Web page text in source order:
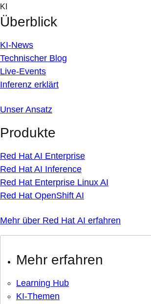
Skip
to
content
KI
Überblick
KI-News
Technischer Blog
Live-Events
Inferenz erklärt
Unser Ansatz
Produkte
Red Hat AI Enterprise
Red Hat AI Inference
Red Hat Enterprise Linux AI
Red Hat OpenShift AI
Mehr über Red Hat AI erfahren
Mehr erfahren
Learning Hub
KI-Themen